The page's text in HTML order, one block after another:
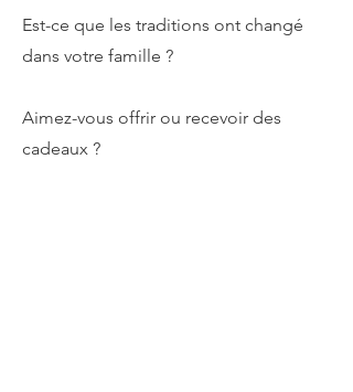
Est-ce que les traditions ont changé
dans votre famille ?
Aimez-vous offrir ou recevoir des
cadeaux ?